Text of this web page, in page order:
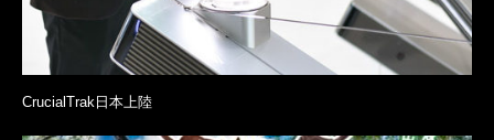
CrucialTrak日本上陸